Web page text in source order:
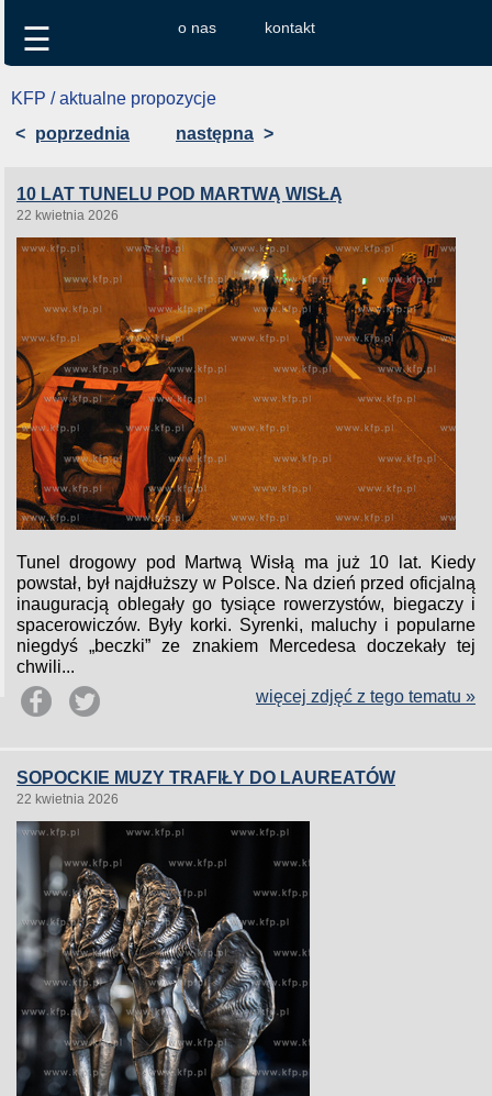
o nas kontakt
☰
KFP / aktualne propozycje
< poprzednia następna >
10 LAT TUNELU POD MARTWĄ WISŁĄ
22 kwietnia 2026
Tunel drogowy pod Martwą Wisłą ma już 10 lat. Kiedy
powstał, był najdłuższy w Polsce. Na dzień przed oficjalną
inauguracją oblegały go tysiące rowerzystów, biegaczy i
spacerowiczów. Były korki. Syrenki, maluchy i popularne
niegdyś „beczki” ze znakiem Mercedesa doczekały tej
chwili...
więcej zdjęć z tego tematu »
SOPOCKIE MUZY TRAFIŁY DO LAUREATÓW
22 kwietnia 2026